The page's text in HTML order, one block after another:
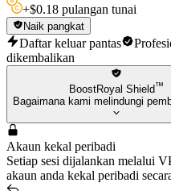
+$0.18 pulangan tunai
Naik pangkat
Daftar keluar pantas
dikembalikan
BoostRoyal Shield™
Bagaimana kami melindungi
Akaun kekal peribadi
Setiap sesi dijalankan melalui
akaun anda kekal peribadi